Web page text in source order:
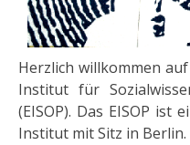
Herzlich willkommen
Institut für
(EISOP). Das EISOP
Institut mit Sitz in Berlin.